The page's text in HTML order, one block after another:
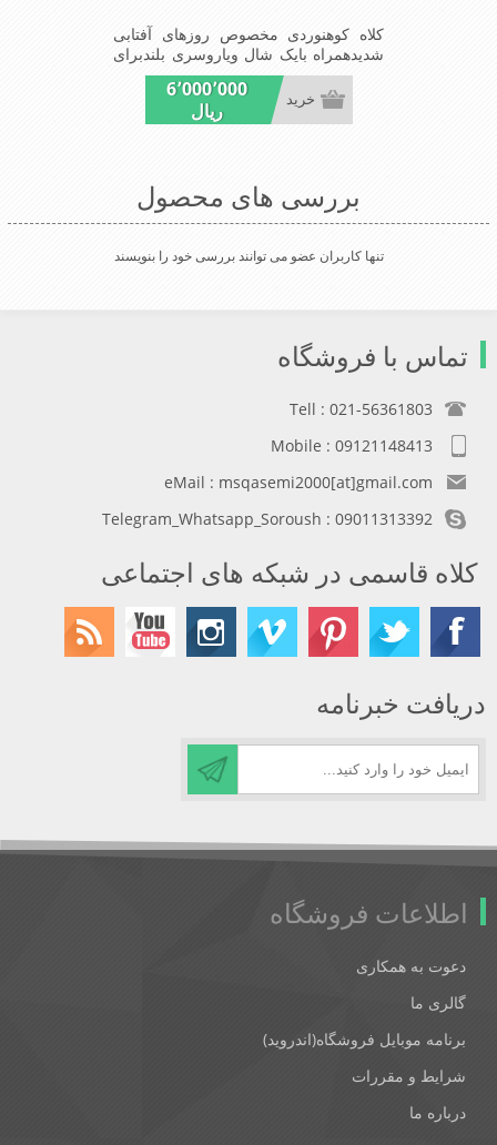
کلاه کوهنوردی مخصوص روزهای آفتابی
شدیدهمراه بایک شال ویاروسری بلندبرای
جلوگیری بیشترازتابش مستقیم آفتاب.
6٬000٬000
ریال
خرید
بررسی های محصول
تنها کاربران عضو می توانند بررسی خود را بنویسند
تماس با فروشگاه
Tell : 021-56361803
Mobile : 09121148413
eMail : msqasemi2000[at]gmail.com
Telegram_Whatsapp_Soroush : 09011313392
کلاه قاسمی در شبکه های اجتماعی
دریافت خبرنامه
اطلاعات فروشگاه
دعوت به همکاری
گالری ما
برنامه موبایل فروشگاه(اندروید)
شرایط و مقررات
درباره ما